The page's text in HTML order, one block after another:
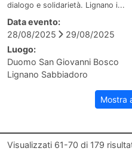
dialogo e solidarietà. Lignano i...
Data evento:
28/08/2025
29/08/2025
Luogo:
Duomo San Giovanni Bosco
Lignano Sabbiadoro
Mostra
Visualizzati 61-70 di 179